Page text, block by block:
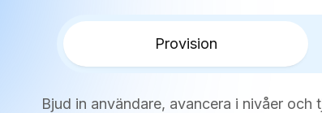
Provision
Bjud in användare, avancera i nivåer